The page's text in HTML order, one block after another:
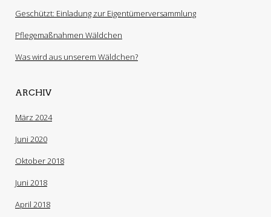
Geschützt: Einladung zur Eigentümerversammlung
Pflegemaßnahmen Wäldchen
Was wird aus unserem Wäldchen?
ARCHIV
März 2024
Juni 2020
Oktober 2018
Juni 2018
April 2018